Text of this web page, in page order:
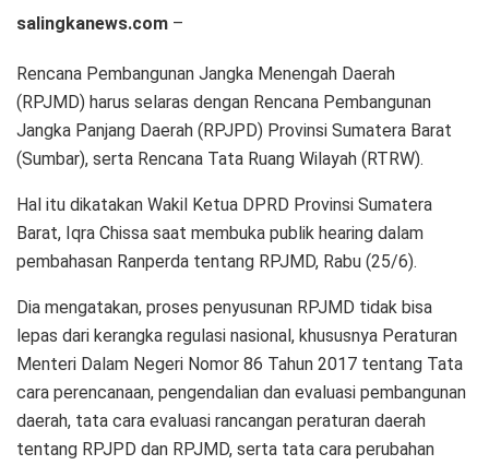
salingkanews.com –
Rencana Pembangunan Jangka Menengah Daerah
(RPJMD) harus selaras dengan Rencana Pembangunan
Jangka Panjang Daerah (RPJPD) Provinsi Sumatera Barat
(Sumbar), serta Rencana Tata Ruang Wilayah (RTRW).
Hal itu dikatakan Wakil Ketua DPRD Provinsi Sumatera
Barat, Iqra Chissa saat membuka publik hearing dalam
pembahasan Ranperda tentang RPJMD, Rabu (25/6).
Dia mengatakan, proses penyusunan RPJMD tidak bisa
lepas dari kerangka regulasi nasional, khususnya Peraturan
Menteri Dalam Negeri Nomor 86 Tahun 2017 tentang Tata
cara perencanaan, pengendalian dan evaluasi pembangunan
daerah, tata cara evaluasi rancangan peraturan daerah
tentang RPJPD dan RPJMD, serta tata cara perubahan